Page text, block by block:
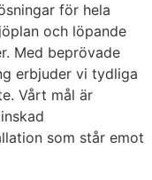
för hela
och löpande
Med beprövade
erbjuder vi tydliga
Vårt mål är
som står emot